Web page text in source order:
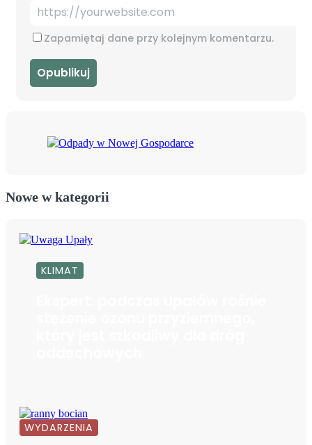
Zapamiętaj dane przy kolejnym komentarzu.
Nowe w kategorii
KLIMAT
WYDARZENIA